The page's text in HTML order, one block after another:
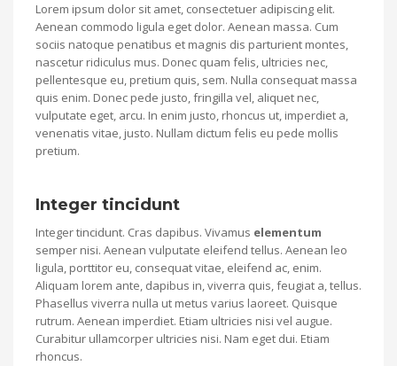
Lorem ipsum dolor sit amet, consectetuer adipiscing elit.
Aenean commodo ligula eget dolor. Aenean massa. Cum
sociis natoque penatibus et magnis dis parturient montes,
nascetur ridiculus mus. Donec quam felis, ultricies nec,
pellentesque eu, pretium quis, sem. Nulla consequat massa
quis enim. Donec pede justo, fringilla vel, aliquet nec,
vulputate eget, arcu. In enim justo, rhoncus ut, imperdiet a,
venenatis vitae, justo. Nullam dictum felis eu pede mollis
pretium.
Integer tincidunt
Integer tincidunt. Cras dapibus. Vivamus elementum
semper nisi. Aenean vulputate eleifend tellus. Aenean leo
ligula, porttitor eu, consequat vitae, eleifend ac, enim.
Aliquam lorem ante, dapibus in, viverra quis, feugiat a, tellus.
Phasellus viverra nulla ut metus varius laoreet. Quisque
rutrum. Aenean imperdiet. Etiam ultricies nisi vel augue.
Curabitur ullamcorper ultricies nisi. Nam eget dui. Etiam
rhoncus.